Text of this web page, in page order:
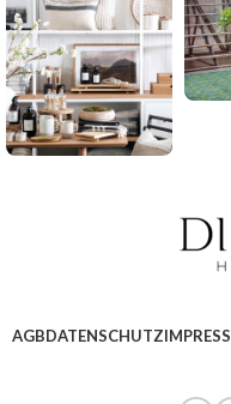
AGBDATENSCHUTZ